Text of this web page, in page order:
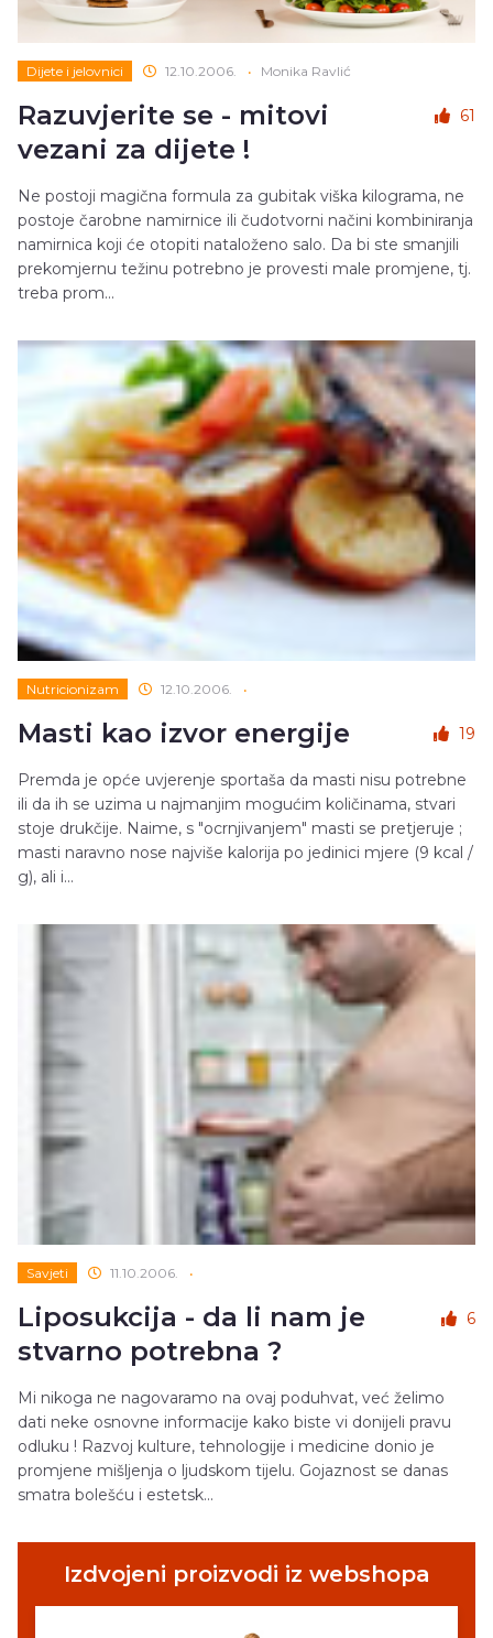
Dijete i jelovnici 12.10.2006. • Monika Ravlić
Razuvjerite se - mitovi
vezani za dijete !
61
Ne postoji magična formula za gubitak viška kilograma, ne
postoje čarobne namirnice ili čudotvorni načini kombiniranja
namirnica koji će otopiti nataloženo salo. Da bi ste smanjili
prekomjernu težinu potrebno je provesti male promjene, tj.
treba prom...
Nutricionizam 12.10.2006. •
Masti kao izvor energije 19
Premda je opće uvjerenje sportaša da masti nisu potrebne
ili da ih se uzima u najmanjim mogućim količinama, stvari
stoje drukčije. Naime, s "ocrnjivanjem" masti se pretjeruje ;
masti naravno nose najviše kalorija po jedinici mjere (9 kcal /
g), ali i...
Savjeti 11.10.2006. •
Liposukcija - da li nam je
stvarno potrebna ?
6
Mi nikoga ne nagovaramo na ovaj poduhvat, već želimo
dati neke osnovne informacije kako biste vi donijeli pravu
odluku ! Razvoj kulture, tehnologije i medicine donio je
promjene mišljenja o ljudskom tijelu. Gojaznost se danas
smatra bolešću i estetsk...
Izdvojeni proizvodi iz webshopa